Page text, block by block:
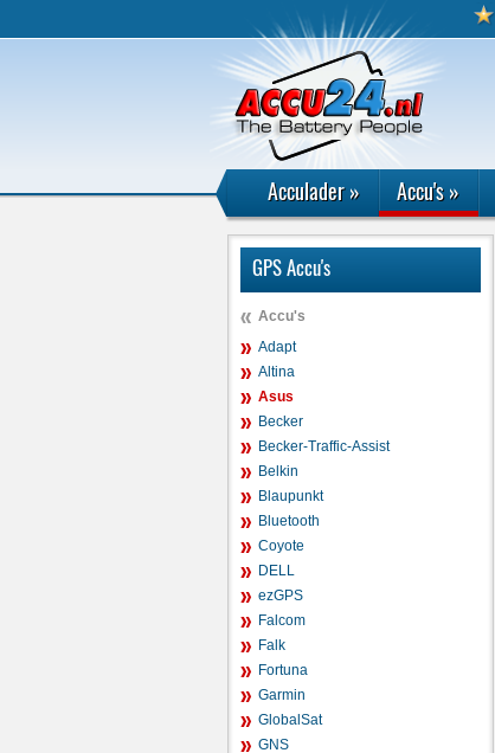
Acculader» Accu's»
GPS Accu's
Accu's
Adapt
Altina
Asus
Becker
Becker-Traffic-Assist
Belkin
Blaupunkt
Bluetooth
Coyote
DELL
ezGPS
Falcom
Falk
Fortuna
Garmin
GlobalSat
GNS